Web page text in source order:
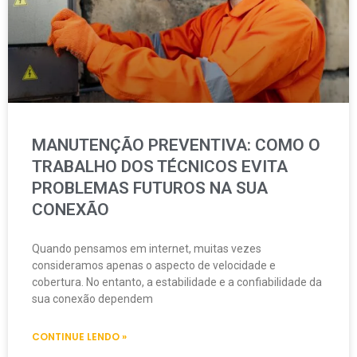
MANUTENÇÃO PREVENTIVA: COMO O
TRABALHO DOS TÉCNICOS EVITA
PROBLEMAS FUTUROS NA SUA
CONEXÃO
Quando pensamos em internet, muitas vezes
consideramos apenas o aspecto de velocidade e
cobertura. No entanto, a estabilidade e a confiabilidade da
sua conexão dependem
CONTINUE LENDO »